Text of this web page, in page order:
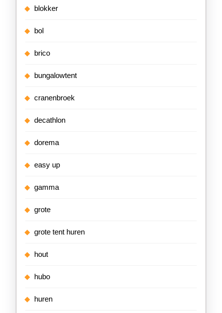
blokker
bol
brico
bungalowtent
cranenbroek
decathlon
dorema
easy up
gamma
grote
grote tent huren
hout
hubo
huren